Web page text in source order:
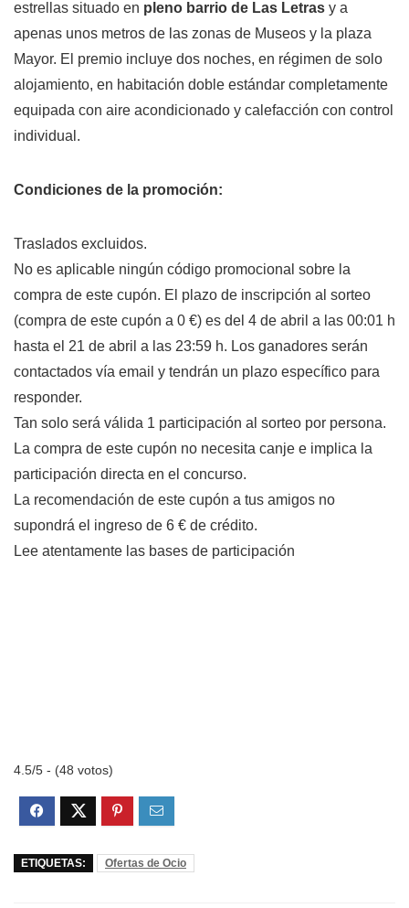
estrellas situado en pleno barrio de Las Letras y a
apenas unos metros de las zonas de Museos y la plaza
Mayor. El premio incluye dos noches, en régimen de solo
alojamiento, en habitación doble estándar completamente
equipada con aire acondicionado y calefacción con control
individual.
Condiciones de la promoción:
Traslados excluidos.
No es aplicable ningún código promocional sobre la
compra de este cupón. El plazo de inscripción al sorteo
(compra de este cupón a 0 €) es del 4 de abril a las 00:01 h
hasta el 21 de abril a las 23:59 h. Los ganadores serán
contactados vía email y tendrán un plazo específico para
responder.
Tan solo será válida 1 participación al sorteo por persona.
La compra de este cupón no necesita canje e implica la
participación directa en el concurso.
La recomendación de este cupón a tus amigos no
supondrá el ingreso de 6 € de crédito.
Lee atentamente las bases de participación
4.5/5 - (48 votos)
ETIQUETAS: Ofertas de Ocio